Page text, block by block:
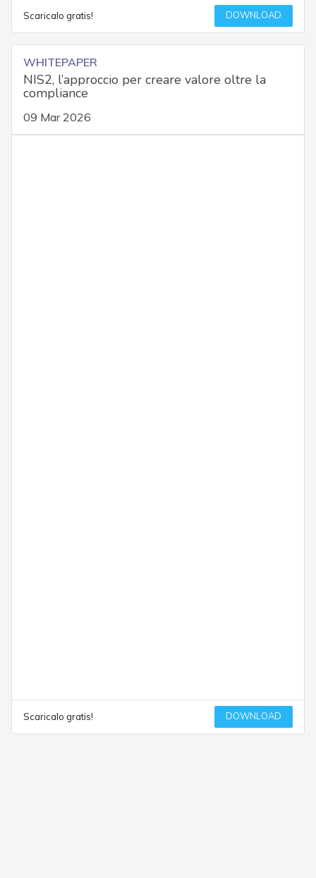
Scaricalo gratis! DOWNLOAD
WHITEPAPER
NIS2, l’approccio per creare valore oltre la
compliance
09 Mar 2026
Scaricalo gratis! DOWNLOAD